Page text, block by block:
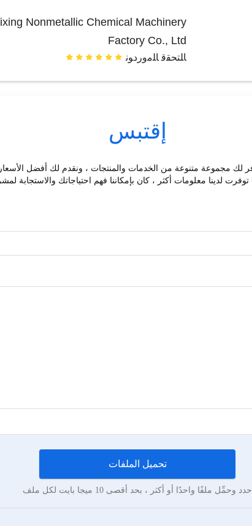
Nonmetallic Chemical Machinery
Factory Co., Ltd
ﺎﻠﺘﺤﻘﻗ ﺎﻠﻣﻭﺭﺩﻮﻧ
إقتبس
لك مجموعة متنوعة من الخدمات والمنتجات ، ونقدم لك أفضل
توفرت لدينا معلومات أكثر ، كان بإمكاننا فهم احتياجاتك
تحميل الملفات
حدد وحمِّل ملفًا واحدًا أو أكثر ، بحد أقصى 10 ميجا بايت لكل ملف